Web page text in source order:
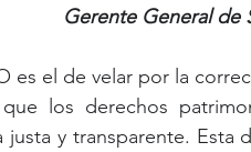
Gerente General de
es el de velar por la
los derechos
justa y transparente. Esta